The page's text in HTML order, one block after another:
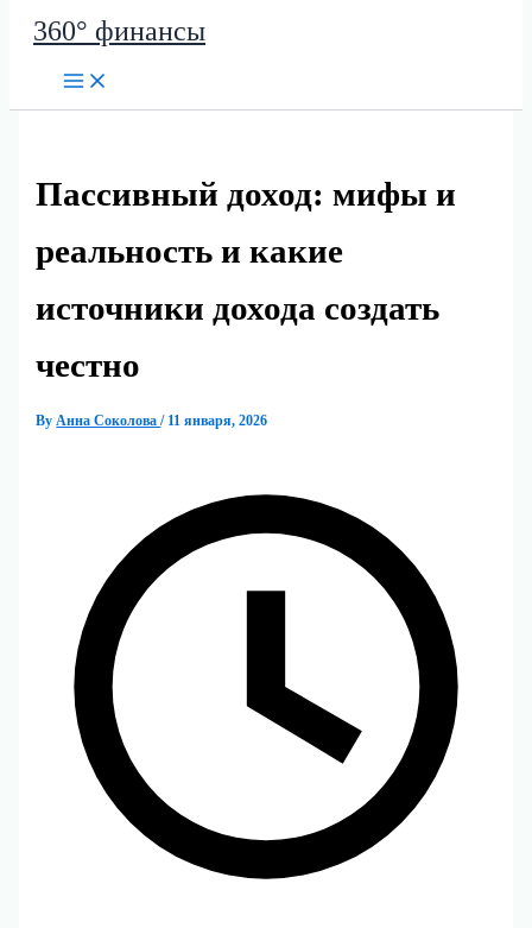
360° финансы
Пассивный доход: мифы и
реальность и какие
источники дохода создать
честно
By Анна Соколова/ 11 января, 2026